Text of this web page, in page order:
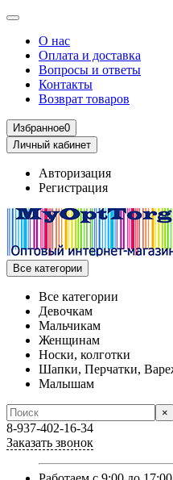
О нас
Оплата и доставка
Вопросы и ответы
Контакты
Возврат товаров
Избранное0
Личный кабинет
Авторизация
Регистрация
Все категории
Все категории
Девочкам
Мальчикам
Женщинам
Носки, колготки
Шапки, Перчатки,
Малышам
×
8-937-402-16-34
Заказать звонок